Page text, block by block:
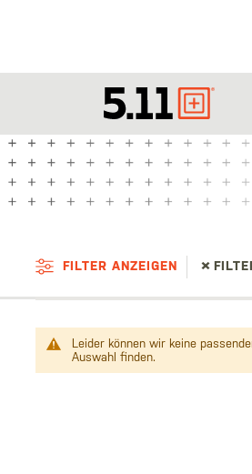
Tactical
Gear
FILTER ANZEIGEN
Leider können wir keine
Auswahl finden.